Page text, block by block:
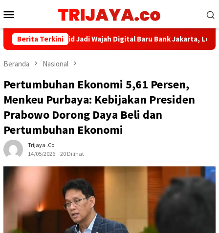
ke
Mobile
Berita TerkiniJadi Wajah Digital Baru Bank Jakarta, Lebih
Beranda Nasional
Pertumbuhan Ekonomi 5,61 Persen,
Menkeu Purbaya: Kebijakan Presiden
Prabowo Dorong Daya Beli dan
Pertumbuhan Ekonomi
Trijaya .co
14/05/2026
20 Dilihat